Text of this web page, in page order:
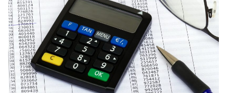
Tout sur le droit de l'innovation
Rechercher